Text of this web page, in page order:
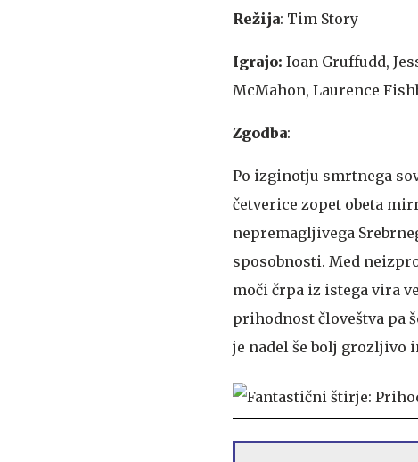
Režija: Tim Story
Igrajo: Ioan Gruffudd,
McMahon, Laurence
Zgodba:
Po izginotju smrtnega
četverice zopet obeta
nepremagljivega
sposobnosti. Med
moči črpa iz istega vira
prihodnost človeštva pa
je nadel še bolj grozljivo